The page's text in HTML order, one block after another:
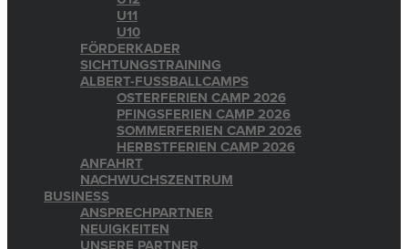
U11
U10
FÖRDERKADER
SICHTUNGSTRAINING
ALBERT-FUSSBALLCAMPS
OSTERFERIEN CAMP 2026
PFINGSFERIEN CAMP 2026
SOMMERFERIEN CAMP 2026
HERBSTFERIEN CAMP 2026
ANFAHRT
NACHWUCHSZENTRUM
BUSINESS
ANSPRECHPARTNER
NEUIGKEITEN
UNSERE PARTNER